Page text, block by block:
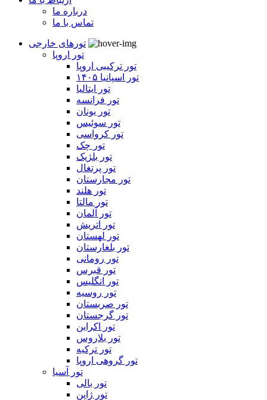
درباره ما
تماس با ما
تورهای خارجی
تور اروپا
تور ترکیبی اروپا
تور اسپانیا ۱۴۰۵
تور ایتالیا
تور فرانسه
تور یونان
تور سوئیس
تور کرواسی
تور چک
تور بلژیک
تور پرتغال
تور مجارستان
تور هلند
تور مالتا
تور آلمان
تور اتریش
تور لهستان
تور بلغارستان
تور رومانی
تور قبرس
تور انگلیس
تور روسیه
تور صربستان
تور گرجستان
تور اکراین
تور بلاروس
تور ترکیه
تور گروهی اروپا
تور آسیا
تور بالی
تور ژاپن